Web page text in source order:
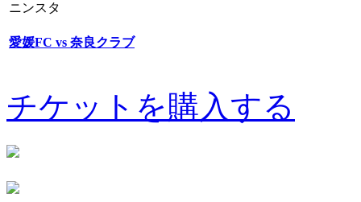
ニンスタ
愛媛FC vs 奈良クラブ
チケットを購入する